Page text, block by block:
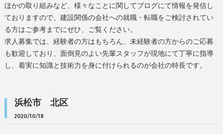
ほかの取り組みなど、様々なことに関してブログにて情報を発信し
ておりますので、建設関係の会社への就職・転職をご検討されてい
る方はご参考までにぜひ、ご覧ください。
求人募集では、経験者の方はもちろん、未経験者の方からのご応募
も歓迎しており、面倒見のよい先輩スタッフが現地にて丁寧に指導
し、着実に知識と技術力を身に付けられるのが会社の特長です。
浜松市 北区
2020/10/18